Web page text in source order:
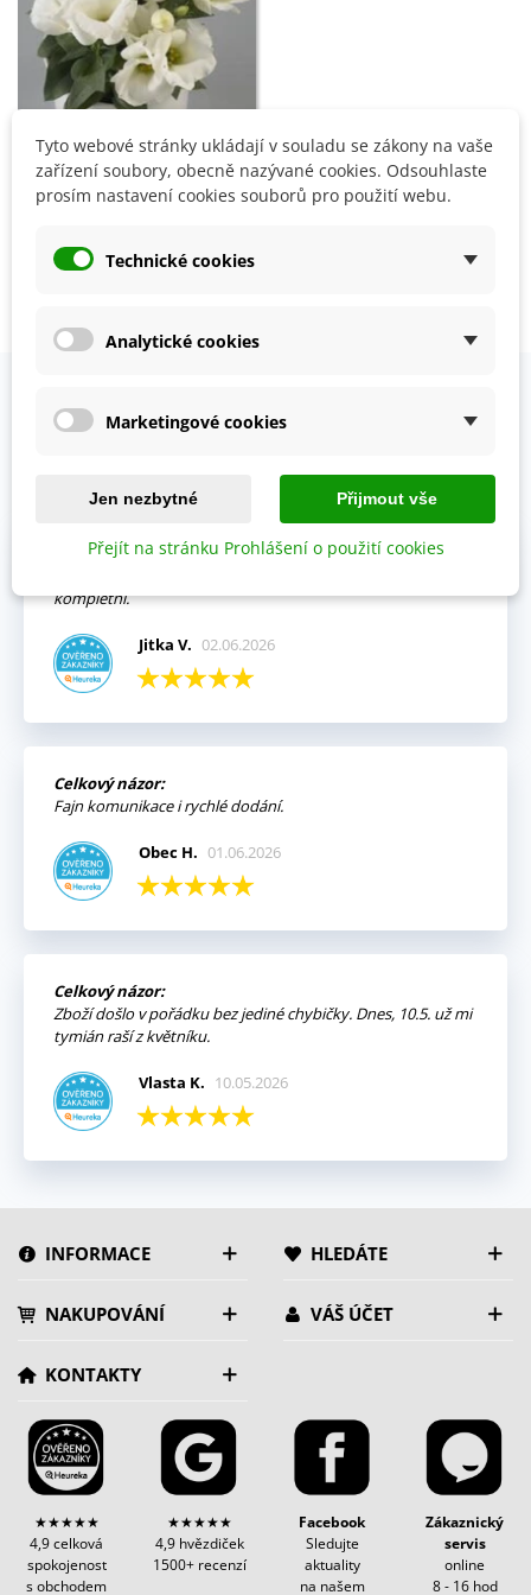
Eustoma Carmen Ivory F1 -
semena - 12 ks
57 Kč
OVĚŘENO NAŠIMI ZÁKAZNÍKY
Prohlédněte si vybraná hodnocení našich zákazníků.
Výhody:
kompletní.
Jitka V. 02.06.2026
Celkový názor:
Fajn komunikace i rychlé dodání.
Obec H. 01.06.2026
Celkový názor:
Zboží došlo v pořádku bez jediné chybičky. Dnes, 10.5. už mi
tymián raší z květníku.
Vlasta K. 10.05.2026
INFORMACE HLEDÁTE
NAKUPOVÁNÍ VÁŠ ÚČET
KONTAKTY
★★★★★
4,9 celková
spokojenost
s obchodem
★★★★★
4,9 hvězdiček
1500+ recenzí
Facebook
Sledujte
aktuality
na našem
Zákaznický
servis
online
8 - 16 hod
Tyto webové stránky ukládají v souladu se zákony na vaše
zařízení soubory, obecně nazývané cookies. Odsouhlaste
prosím nastavení cookies souborů pro použití webu.
Technické cookies
Analytické cookies
Marketingové cookies
Jen nezbytné Přijmout vše
Přejít na stránku Prohlášení o použití cookies